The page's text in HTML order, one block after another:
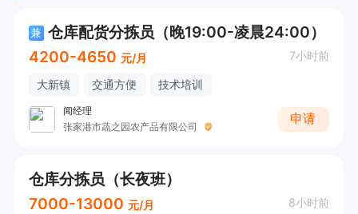
兼 仓库配货分拣员（晚19:00-凌晨24:00）
4200-4650 元/月 7小时前
大新镇 交通方便 技术培训
闻经理
张家港市蔬之园农产品有限公司
申请
仓库分拣员（长夜班）
7000-13000 元/月 8小时前